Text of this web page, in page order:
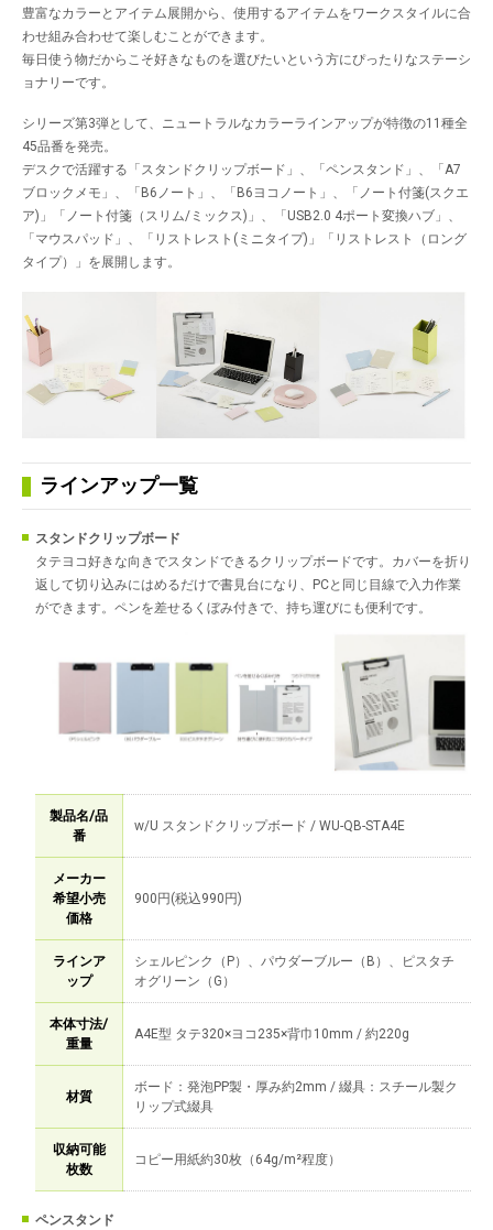
豊富なカラーとアイテム展開から、使用するアイテムをワークスタイルに合
わせ組み合わせて楽しむことができます。
毎日使う物だからこそ好きなものを選びたいという方にぴったりなステーシ
ョナリーです。
シリーズ第3弾として、ニュートラルなカラーラインアップが特徴の11種全
45品番を発売。
デスクで活躍する「スタンドクリップボード」、「ペンスタンド」、「A7
ブロックメモ」、「B6ノート」、「B6ヨコノート」、「ノート付箋(スクエ
ア)」「ノート付箋（スリム/ミックス)」、「USB2.0 4ポート変換ハブ」、
「マウスパッド」、「リストレスト(ミニタイプ)」「リストレスト（ロング
タイプ）」を展開します。
ラインアップ一覧
スタンドクリップボード
タテヨコ好きな向きでスタンドできるクリップボードです。カバーを折り
返して切り込みにはめるだけで書見台になり、PCと同じ目線で入力作業
ができます。ペンを差せるくぼみ付きで、持ち運びにも便利です。
製品名/品
番
w/U スタンドクリップボード / WU-QB-STA4E
メーカー
希望小売
価格
900円(税込990円)
ラインア
ップ
シェルピンク（P）、パウダーブルー（B）、ピスタチ
オグリーン（G）
本体寸法/
重量
A4E型 タテ320×ヨコ235×背巾10mm / 約220g
材質
ボード：発泡PP製・厚み約2mm / 綴具：スチール製ク
リップ式綴具
収納可能
枚数
コピー用紙約30枚（64g/m²程度）
ペンスタンド